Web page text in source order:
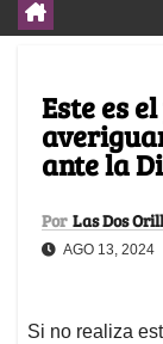
Este es
ante la
Por Las Dos
AGO 13, 2024
Si no realiza